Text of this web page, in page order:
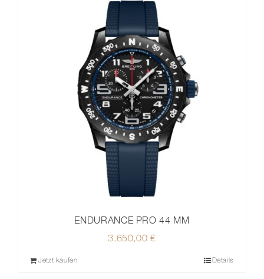
ENDURANCE PRO 44 MM
3.650,00€
Jetzt kaufen Details